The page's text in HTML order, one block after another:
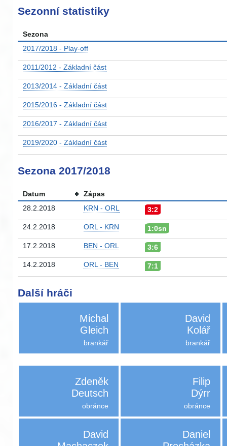
Sezonní statistiky
Sezona
2017/2018 - Play-off
2011/2012 - Základní část
2013/2014 - Základní část
2015/2016 - Základní část
2016/2017 - Základní část
2019/2020 - Základní část
Sezona 2017/2018
Datum
Zápas
28.2.2018
KRN - ORL 3:2
24.2.2018 ORL - KRN 1:0sn
17.2.2018 BEN - ORL 3:6
14.2.2018 ORL - BEN 7:1
Další hráči
Michal
Gleich
brankář
David
Kolář
brankář
Zdeněk
Deutsch
obránce
Filip
Dýrr
obránce
David
Daniel